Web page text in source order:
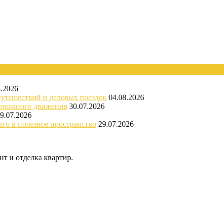
и деловых поездок 04.08.2026
движения 30.07.2026
в полезное пространство 29.07.2026
и отделка квартир.